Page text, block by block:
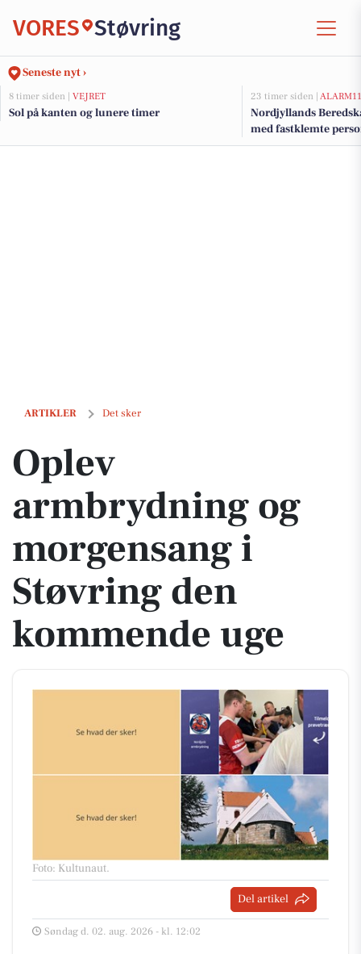
VORES Støvring
Seneste nyt ›
8 timer siden | VEJRET
Sol på kanten og lunere timer
23 timer siden |
Nordjyllands
med fastklemte
ARTIKLER Det sker
Oplev armbrydning og morgensang i Støvring den kommende uge
Oplev
armbrydning og
morgensang i
Støvring den
kommende uge
Foto: Kultunaut.
Del artikel
Søndag d. 02. aug. 2026 - kl. 12:02